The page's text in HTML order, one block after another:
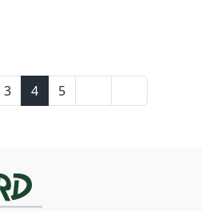
3 4 5